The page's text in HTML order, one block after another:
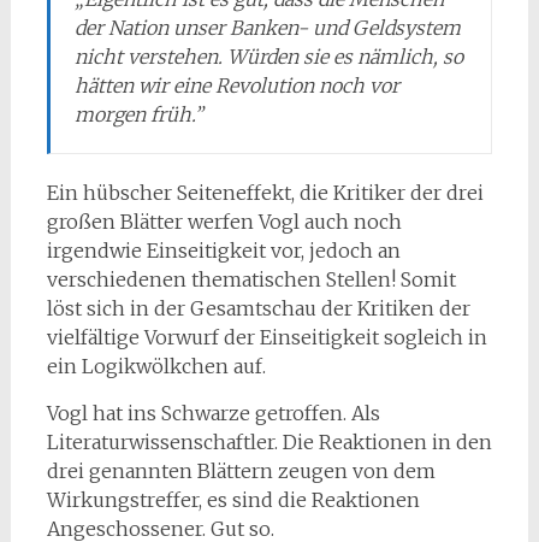
der Nation unser Banken- und Geldsystem
nicht verstehen. Würden sie es nämlich, so
hätten wir eine Revolution noch vor
morgen früh.”
Ein hübscher Seiteneffekt, die Kritiker der drei
großen Blätter werfen Vogl auch noch
irgendwie Einseitigkeit vor, jedoch an
verschiedenen thematischen Stellen! Somit
löst sich in der Gesamtschau der Kritiken der
vielfältige Vorwurf der Einseitigkeit sogleich in
ein Logikwölkchen auf.
Vogl hat ins Schwarze getroffen. Als
Literaturwissenschaftler. Die Reaktionen in den
drei genannten Blättern zeugen von dem
Wirkungstreffer, es sind die Reaktionen
Angeschossener. Gut so.